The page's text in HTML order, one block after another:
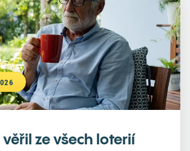
ze všech loterií